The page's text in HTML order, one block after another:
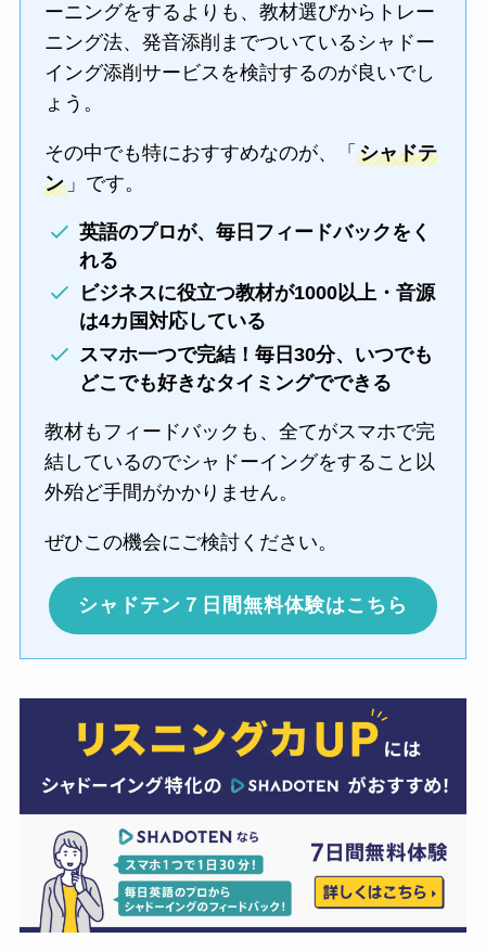
ーニングをするよりも、教材選びからトレー
ニング法、発音添削までついているシャドー
イング添削サービスを検討するのが良いでし
ょう。
その中でも特におすすめなのが、「シャドテ
ン 」です。
英語のプロが、毎日フィードバックをく
れる
ビジネスに役立つ教材が1000以上・音源
は4カ国対応している
スマホ一つで完結！毎日30分、いつでも
どこでも好きなタイミングでできる
教材もフィードバックも、全てがスマホで完
結しているのでシャドーイングをすること以
外殆ど手間がかかりません。
ぜひこの機会にご検討ください。
シャドテン７日間無料体験はこちら